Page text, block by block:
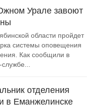
Урале завоют
области пройдет
системы оповещения
Как сообщили в
отделения
в Еманжелинске